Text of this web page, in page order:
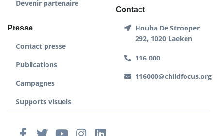
Devenir partenaire
Presse
Contact presse
Publications
Campagnes
Supports visuels
Contact
Houba De Strooper
292, 1020 Laeken
116 000
116000@childfocus.org